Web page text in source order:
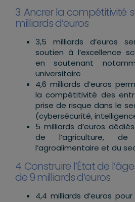
3. Ancrer la compétitivité
milliards d’euros
3,5 milliards d’euros
soutien à l’excellence
en soutenant
universitaire
4,6 milliards d’euros
la compétitivité des
prise de risque dans le
(cybersécurité,
5 milliards d’euros
de l’agriculture,
l’agroalimentaire et du
4. Construire l’État de
de 9 milliards d’euros
4,4 milliards d’euros